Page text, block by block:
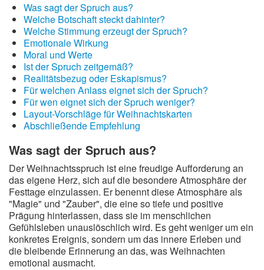
Was sagt der Spruch aus?
Welche Botschaft steckt dahinter?
Welche Stimmung erzeugt der Spruch?
Emotionale Wirkung
Moral und Werte
Ist der Spruch zeitgemäß?
Realitätsbezug oder Eskapismus?
Für welchen Anlass eignet sich der Spruch?
Für wen eignet sich der Spruch weniger?
Layout-Vorschläge für Weihnachtskarten
Abschließende Empfehlung
Was sagt der Spruch aus?
Der Weihnachtsspruch ist eine freudige Aufforderung an
das eigene Herz, sich auf die besondere Atmosphäre der
Festtage einzulassen. Er benennt diese Atmosphäre als
"Magie" und "Zauber", die eine so tiefe und positive
Prägung hinterlassen, dass sie im menschlichen
Gefühlsleben unauslöschlich wird. Es geht weniger um ein
konkretes Ereignis, sondern um das innere Erleben und
die bleibende Erinnerung an das, was Weihnachten
emotional ausmacht.